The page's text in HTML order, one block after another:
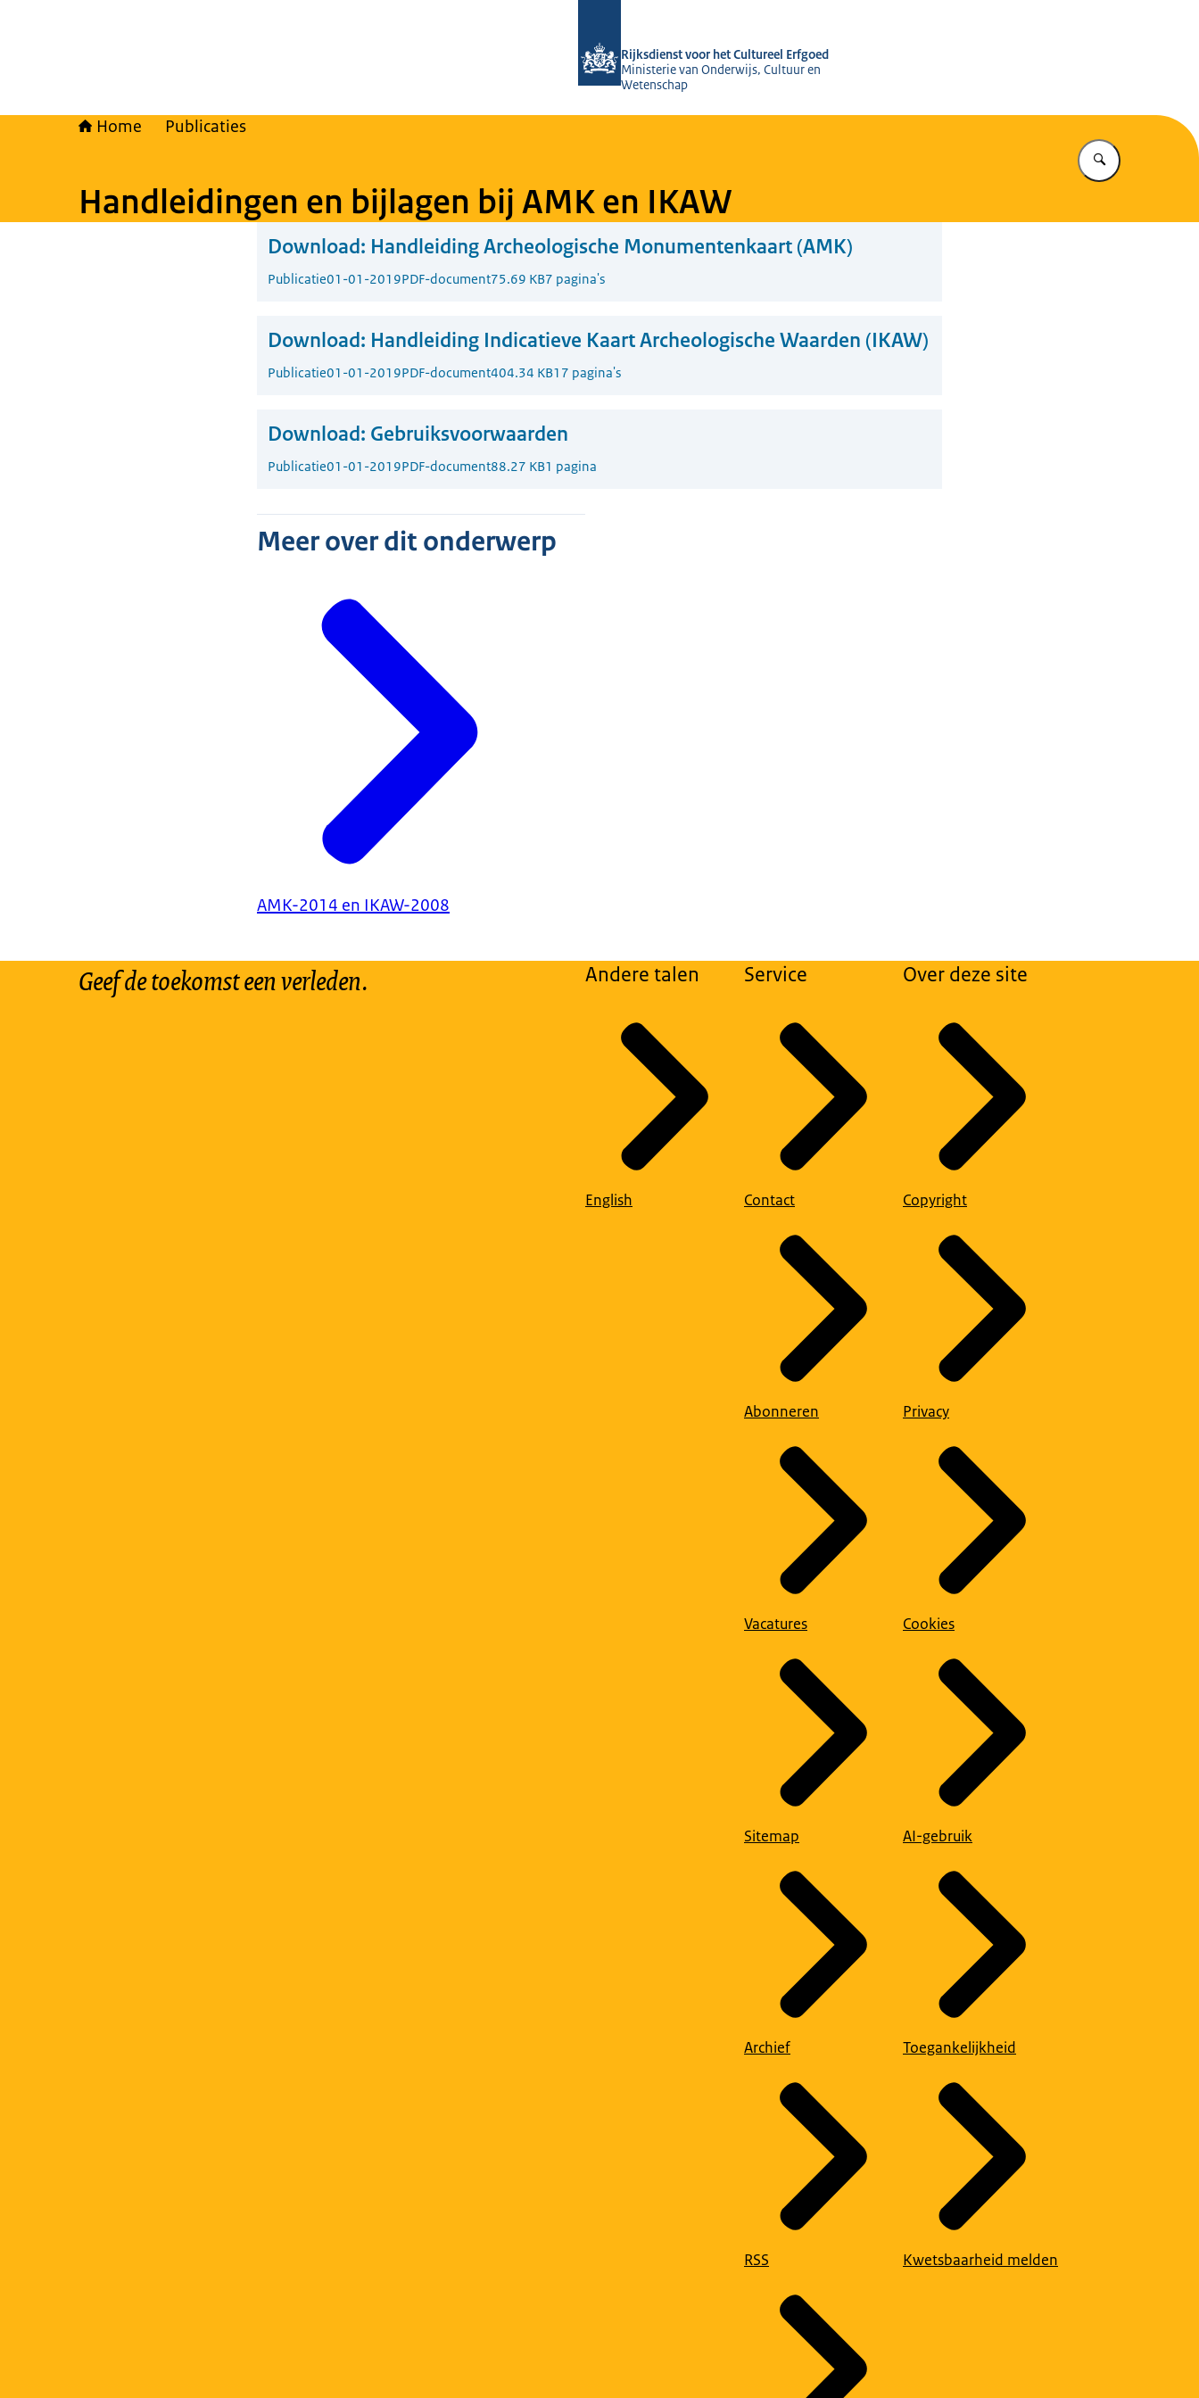
Rijksdienst voor het Cultureel Erfgoed
Ministerie van Onderwijs, Cultuur en
Wetenschap
Home Publicaties
Vul in wat u
Handleidingen en bijlagen bij AMK en IKAW
Download: Handleiding Archeologische Monumentenkaart (AMK)
Publicatie01-01-2019PDF-document75.69 KB7 pagina's
Download: Handleiding Indicatieve Kaart Archeologische Waarden (IKAW)
Publicatie01-01-2019PDF-document404.34 KB17 pagina's
Download: Gebruiksvoorwaarden
Publicatie01-01-2019PDF-document88.27 KB1 pagina
Meer over dit onderwerp
AMK-2014 en IKAW-2008
Geef de toekomst een verleden. Andere talen
English
Service
Contact
Abonneren
Vacatures
Sitemap
Archief
RSS
Over deze site
Copyright
Privacy
Cookies
AI-gebruik
Toegankelijkheid
Kwetsbaarheid melden